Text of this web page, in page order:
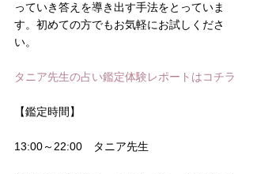
っていき答えを導き出す手法をとっていま
す。初めての方でもお気軽にお試しくださ
い。
タニア先生の占い鑑定体験レポートはコチラ
【鑑定時間】
13:00～22:00　タニア先生